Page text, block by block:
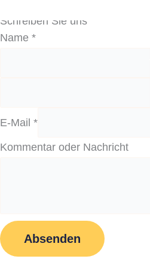
Schreiben Sie uns
Name *
E-Mail *
Kommentar oder Nachricht
Absenden